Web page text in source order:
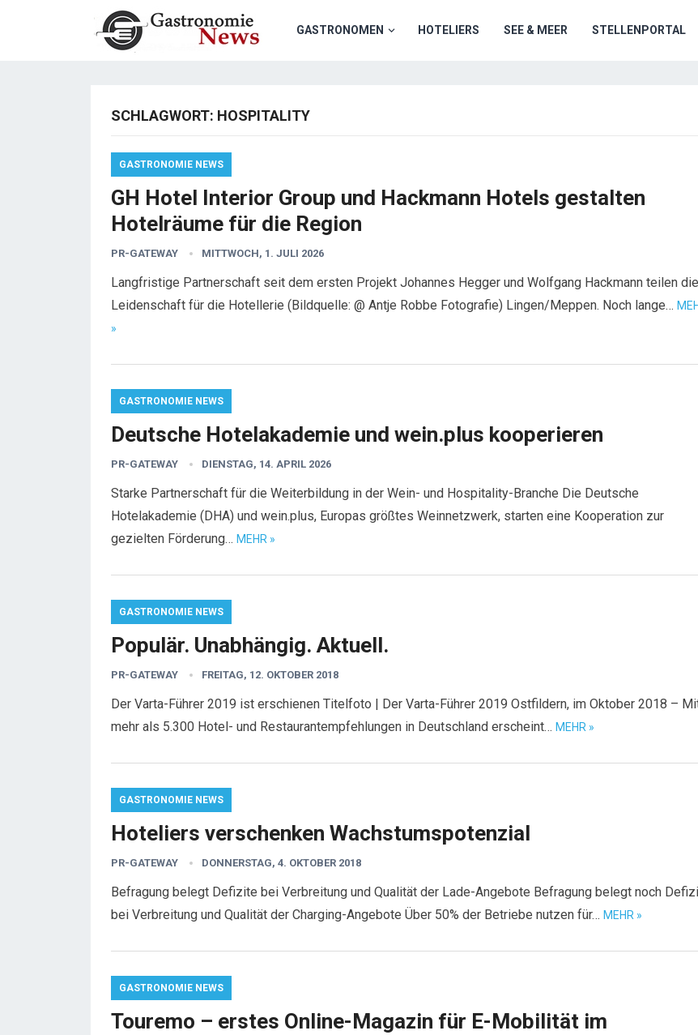
GASTRONOMEN HOTELIERS SEE & MEER STELLENPORTAL
SCHLAGWORT: HOSPITALITY
GASTRONOMIE NEWS
GH Hotel Interior Group und Hackmann Hotels gestalten
Hotelräume für die Region
PR-GATEWAY MITTWOCH, 1. JULI 2026
Langfristige Partnerschaft seit dem ersten Projekt Johannes Hegger und Wolfgang Hackmann teilen die
Leidenschaft für die Hotellerie (Bildquelle: @ Antje Robbe Fotografie) Lingen/Meppen. Noch lange…
»
GASTRONOMIE NEWS
Deutsche Hotelakademie und wein.plus kooperieren
PR-GATEWAY DIENSTAG, 14. APRIL 2026
Starke Partnerschaft für die Weiterbildung in der Wein- und Hospitality-Branche Die Deutsche
Hotelakademie (DHA) und wein.plus, Europas größtes Weinnetzwerk, starten eine Kooperation zur
gezielten Förderung… MEHR »
GASTRONOMIE NEWS
Populär. Unabhängig. Aktuell.
PR-GATEWAY FREITAG, 12. OKTOBER 2018
Der Varta-Führer 2019 ist erschienen Titelfoto | Der Varta-Führer 2019 Ostfildern, im Oktober 2018 –
mehr als 5.300 Hotel- und Restaurantempfehlungen in Deutschland erscheint… MEHR »
GASTRONOMIE NEWS
Hoteliers verschenken Wachstumspotenzial
PR-GATEWAY DONNERSTAG, 4. OKTOBER 2018
Befragung belegt Defizite bei Verbreitung und Qualität der Lade-Angebote Befragung belegt noch
bei Verbreitung und Qualität der Charging-Angebote Über 50% der Betriebe nutzen für… MEHR »
GASTRONOMIE NEWS
Touremo – erstes Online-Magazin für E-Mobilität im